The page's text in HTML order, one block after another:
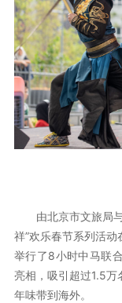
由北京市文旅局
祥”欢乐春节系列活
举行了8小时中马联
亮相，吸引超过1.5
年味带到海外。